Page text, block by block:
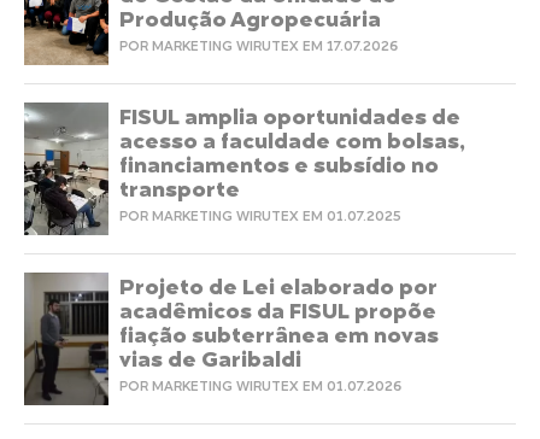
Produção Agropecuária
POR MARKETING WIRUTEX EM 17.07.2026
FISUL amplia oportunidades de
acesso a faculdade com bolsas,
financiamentos e subsídio no
transporte
POR MARKETING WIRUTEX EM 01.07.2025
Projeto de Lei elaborado por
acadêmicos da FISUL propõe
fiação subterrânea em novas
vias de Garibaldi
POR MARKETING WIRUTEX EM 01.07.2026